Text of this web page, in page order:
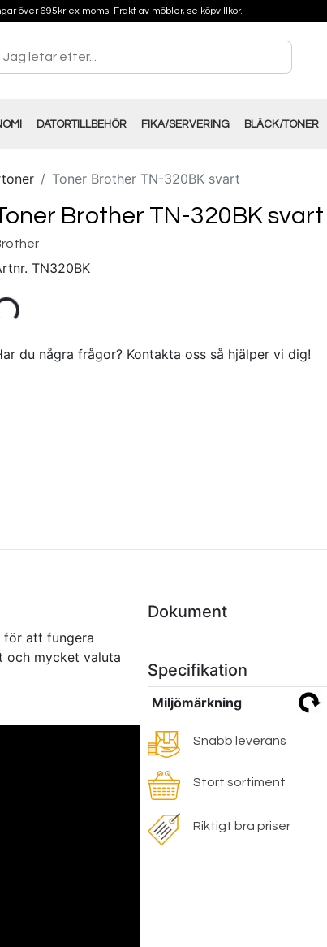
över 695kr ex moms. Frakt av möbler, se köpvillkor.
DATORTILLBEHÖR FIKA/SERVERING BLÄCK/TONER
Toner Brother TN-320BK svart
Brother TN-320BK svart
TN320BK
du några frågor? Kontakta oss så hjälper vi dig!
för att fungera
och mycket valuta
Dokument
Specifikation
Miljömärkning
Snabb leverans
Stort sortiment
Riktigt bra priser